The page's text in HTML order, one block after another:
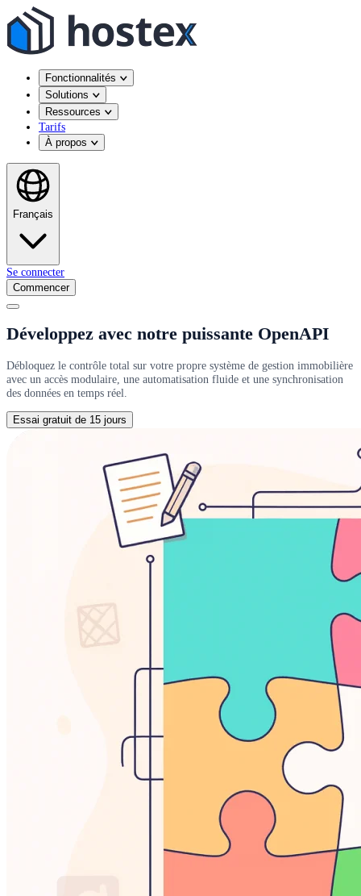
Fonctionnalités
Solutions
Ressources
Tarifs
À propos
Français
Se connecter
Commencer
Développez avec notre puissante OpenAPI
Débloquez le contrôle total sur votre propre système de gestion immobilière
avec un accès modulaire, une automatisation fluide et une synchronisation
des données en temps réel.
Essai gratuit de 15 jours